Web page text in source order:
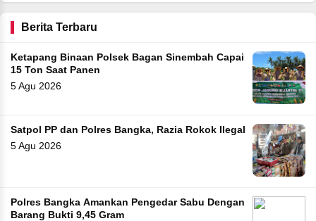
Berita Terbaru
Ketapang Binaan Polsek Bagan Sinembah Capai
15 Ton Saat Panen
5 Agu 2026
Satpol PP dan Polres Bangka, Razia Rokok Ilegal
5 Agu 2026
Polres Bangka Amankan Pengedar Sabu Dengan
Barang Bukti 9,45 Gram